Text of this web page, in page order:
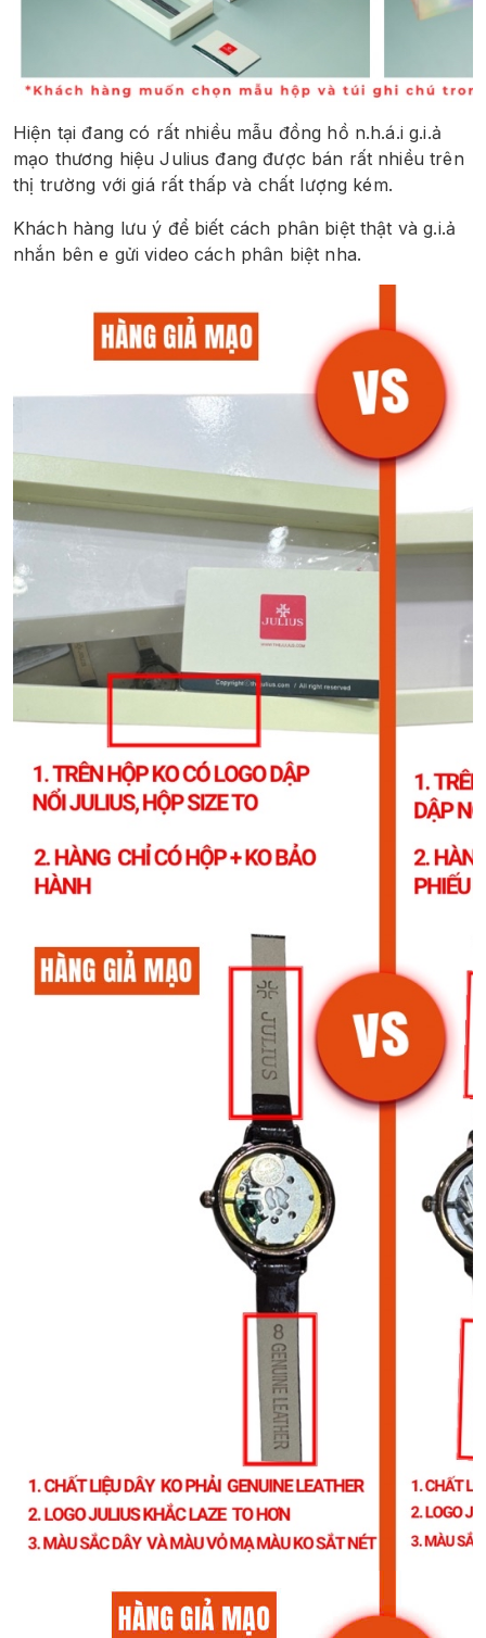
Hiện tại đang có rất nhiều mẫu đồng hồ n.h.á.i g.i.ả
mạo thương hiệu Julius đang được bán rất nhiều trên
thị trường với giá rất thấp và chất lượng kém.
Khách hàng lưu ý để biết cách phân biệt thật và g.i.ả
nhắn bên e gửi video cách phân biệt nha.